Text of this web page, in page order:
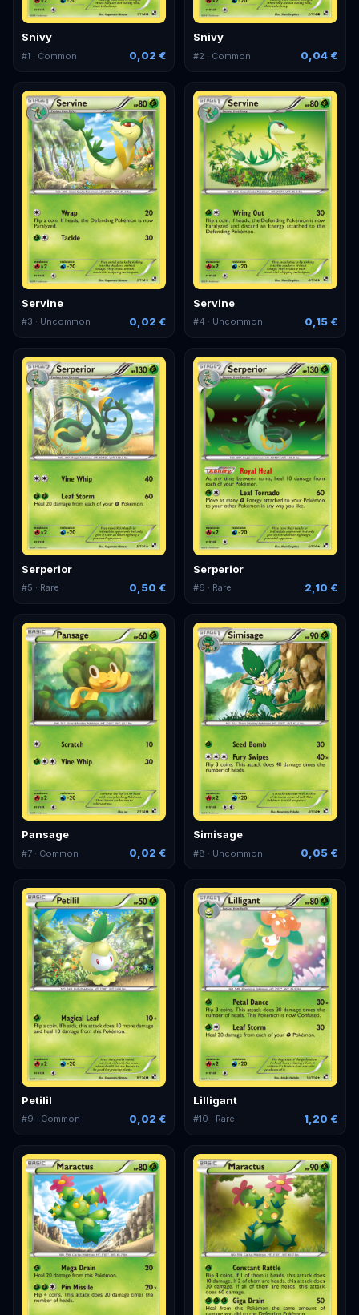
Snivy
#1 · Common 0,02 €
Snivy
#2 · Common 0,04 €
Servine
#3 · Uncommon 0,02 €
Servine
#4 · Uncommon 0,15 €
Serperior
#5 · Rare 0,50 €
Serperior
#6 · Rare 2,10 €
Pansage
#7 · Common 0,02 €
Simisage
#8 · Uncommon 0,05 €
Petilil
#9 · Common 0,02 €
Lilligant
#10 · Rare 1,20 €